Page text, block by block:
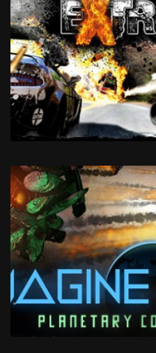
Clone Drone in
Gas